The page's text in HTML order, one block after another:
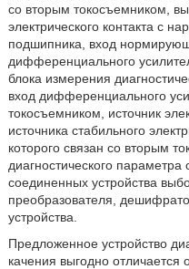
со вторым токосъемником,
электрического контакта с
подшипника, вход
дифференциального
блока измерения
вход дифференциального
токосъемником, источник
источника стабильного
которого связан со вторым
диагностического параметра
соединенных устройства
преобразователя,
устройства.
Предложенное устройство
качения выгодно отличается